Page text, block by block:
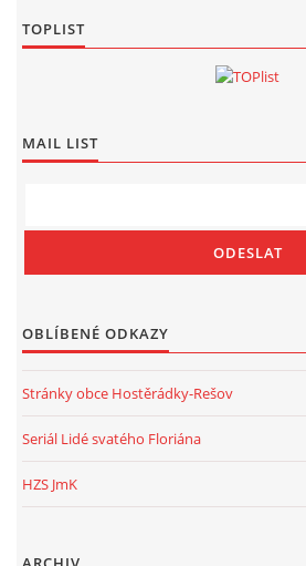
TOPLIST
MAIL LIST
OBLÍBENÉ ODKAZY
Stránky obce Hostěrádky-Rešov
Seriál Lidé svatého Floriána
HZS JmK